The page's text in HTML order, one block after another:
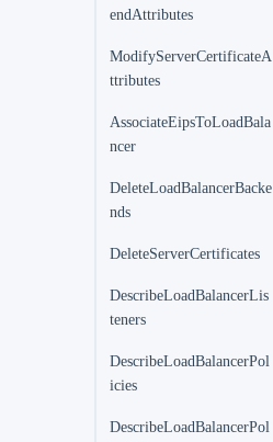
endAttributes
ModifyServerCertificateA
ttributes
AssociateEipsToLoadBala
ncer
DeleteLoadBalancerBacke
nds
DeleteServerCertificates
DescribeLoadBalancerLis
teners
DescribeLoadBalancerPol
icies
DescribeLoadBalancerPol